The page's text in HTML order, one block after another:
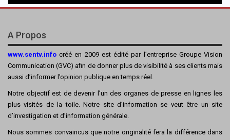
A Propos
www.sentv.info créé en 2009 est édité par l’entreprise Groupe Vision
Communication (GVC) afin de donner plus de visibilité à ses clients mais
aussi d’informer l’opinion publique en temps réel.
Notre objectif est de devenir l’un des organes de presse en lignes les
plus visités de la toile. Notre site d’information se veut être un site
d’investigation et d’information générale.
Nous sommes convaincus que notre originalité fera la différence dans